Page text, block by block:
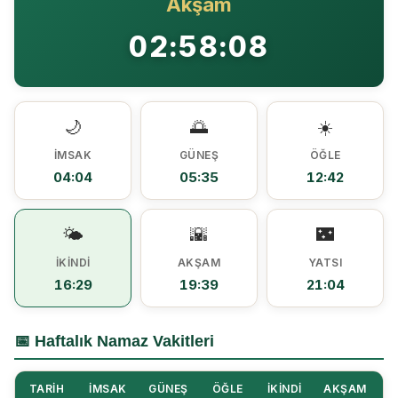
16:48 | Kaymakam Kaptanoğlu’ndan Kıbrıs Gazisi Recep Kıral’a iftar ziyareti
02:58:08
🌙
İMSAK
04:04
🌅
GÜNEŞ
05:35
☀️
ÖĞLE
12:42
🌤️
İKINDI
16:29
🌇
AKŞAM
19:39
🌃
YATSI
21:04
📅 Haftalık Namaz Vakitleri
TARIH İMSAK GÜNEŞ ÖĞLE İKINDI AKŞAM